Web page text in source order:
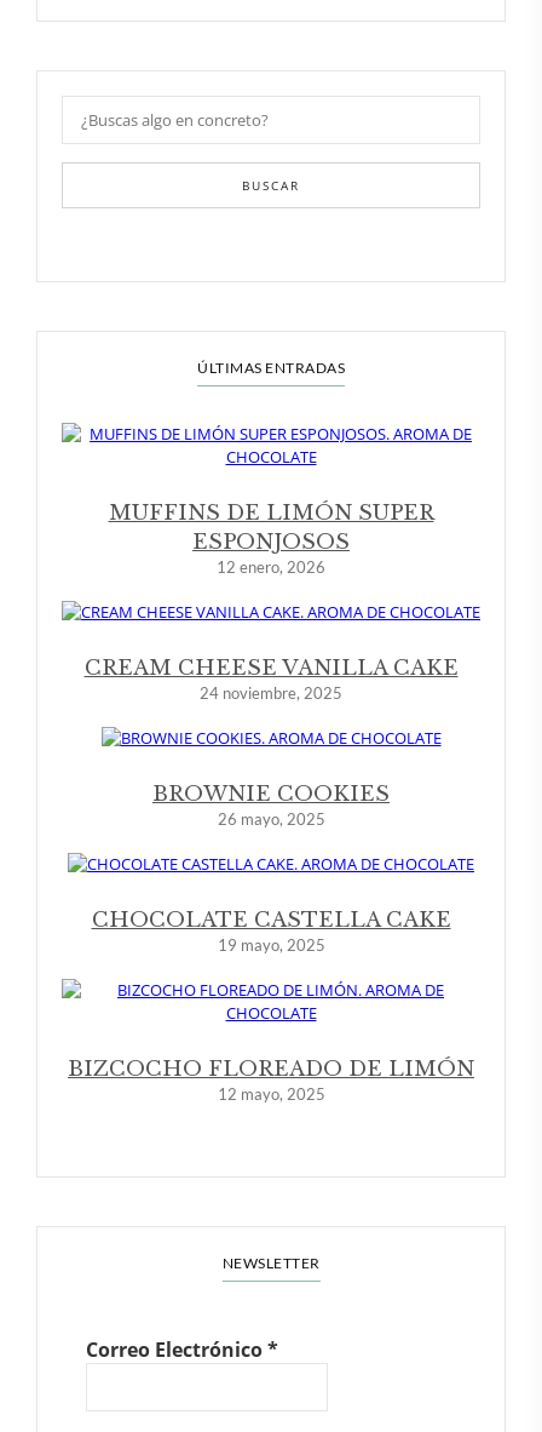
BUSCAR
ÚLTIMAS ENTRADAS
MUFFINS DE LIMÓN SUPER
ESPONJOSOS
12 enero, 2026
CREAM CHEESE VANILLA CAKE
24 noviembre, 2025
BROWNIE COOKIES
26 mayo, 2025
CHOCOLATE CASTELLA CAKE
19 mayo, 2025
BIZCOCHO FLOREADO DE LIMÓN
12 mayo, 2025
NEWSLETTER
Correo Electrónico*